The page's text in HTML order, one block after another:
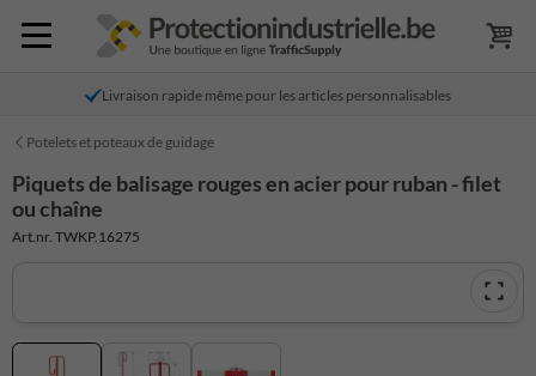
Livraison rapide même pour les articles personnalisables
Potelets et poteaux de guidage
Piquets de balisage rouges en acier pour ruban - filet
ou chaîne
Art.nr. TWKP.16275